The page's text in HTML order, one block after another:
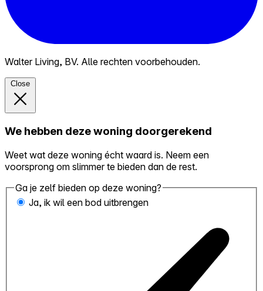
Walter Living, BV. Alle rechten voorbehouden.
Close
We hebben deze woning doorgerekend
Weet wat deze woning écht waard is. Neem een
voorsprong om slimmer te bieden dan de rest.
Ga je zelf bieden op deze woning?
Ja, ik wil een bod uitbrengen